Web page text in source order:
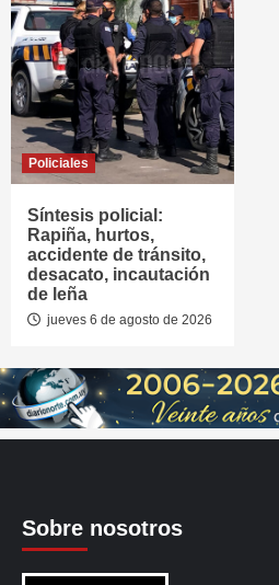
Policiales
Síntesis policial:
Rapiña, hurtos,
accidente de tránsito,
desacato, incautación
de leña
jueves 6 de agosto de 2026
Sobre nosotros